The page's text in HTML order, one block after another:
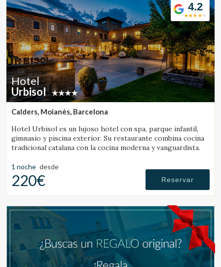
4.2
Hotel
Urbisol
Calders, Moianès, Barcelona
Hotel Urbisol es un lujoso hotel con spa, parque infantil,
gimnasio y piscina exterior. Su restaurante combina cocina
tradicional catalana con la cocina moderna y vanguardista.
1 noche desde
220€ Reservar
Modificar cookies
Este sitio web utiliza Cookies propias para recopilar
información con la finalidad de mejorar nuestros servicios.
Si continua navegando, supone la aceptación de la
instalación de las mismas. El usuario tiene la posibilidad
de configurar su navegador pudiendo, si así lo desea,
impedir que sean instaladas en su disco duro, aunque
deberá tener en cuenta que dicha acción podrá ocasionar
dificultades de navegación de la página web.
Analíticas y personalización